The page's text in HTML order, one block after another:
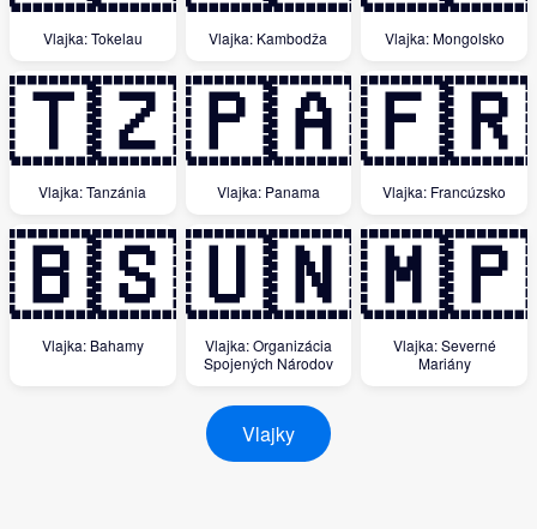
Vlajka: Tokelau Vlajka: Kambodža Vlajka: Mongolsko
🇹🇿
Vlajka: Tanzánia
🇵🇦
Vlajka: Panama
🇫🇷
Vlajka: Francúzsko
🇧🇸
Vlajka: Bahamy
🇺🇳
Vlajka: Organizácia
Spojených Národov
🇲🇵
Vlajka: Severné
Mariány
Vlajky